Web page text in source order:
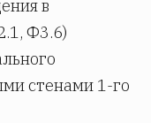
в
Ф3.6)
стенами 1-го